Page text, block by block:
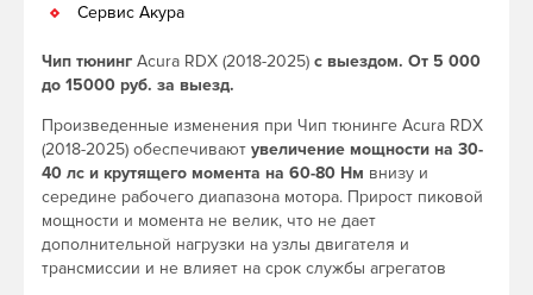
Сервис Акура
Чип тюнинг Acura RDX (2018-2025) с выездом. От 5 000
до 15000 руб. за выезд.
Произведенные изменения при Чип тюнинге Acura RDX
(2018-2025) обеспечивают увеличение мощности на 30-
40 лс и крутящего момента на 60-80 Нм внизу и
середине рабочего диапазона мотора. Прирост пиковой
мощности и момента не велик, что не дает
дополнительной нагрузки на узлы двигателя и
трансмиссии и не влияет на срок службы агрегатов